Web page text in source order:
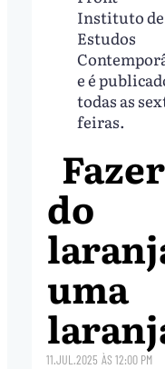
Instituto de
Estudos
e é
todas as
feiras.
Fazer
do
uma
11.JUL.2025 ÀS12:00 PM